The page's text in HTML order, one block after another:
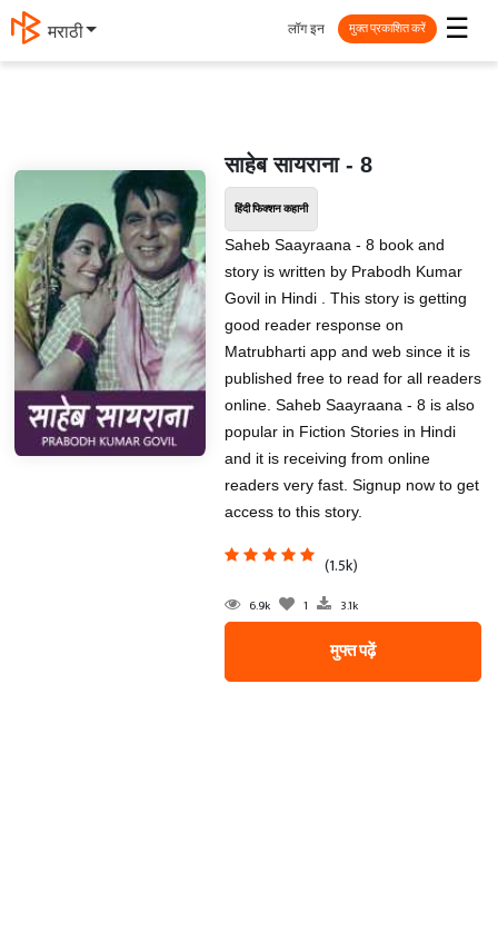
मराठी ☰
लॉग इन मुक्त प्रकाशित करें
साहेब सायराना - 8
हिंदी फिक्शन कहानी
Saheb Saayraana - 8 book and
story is written by Prabodh Kumar
Govil in Hindi . This story is getting
good reader response on
Matrubharti app and web since it is
published free to read for all readers
online. Saheb Saayraana - 8 is also
popular in Fiction Stories in Hindi
and it is receiving from online
readers very fast. Signup now to get
access to this story.
(1.5k)
6.9k 1 3.1k
मुफ्त पढ़ें